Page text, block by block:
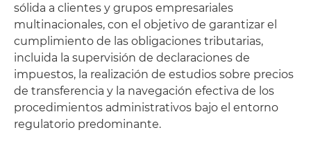
sólida a clientes y grupos empresariales
multinacionales, con el objetivo de garantizar el
cumplimiento de las obligaciones tributarias,
incluida la supervisión de declaraciones de
impuestos, la realización de estudios sobre precios
de transferencia y la navegación efectiva de los
procedimientos administrativos bajo el entorno
regulatorio predominante.